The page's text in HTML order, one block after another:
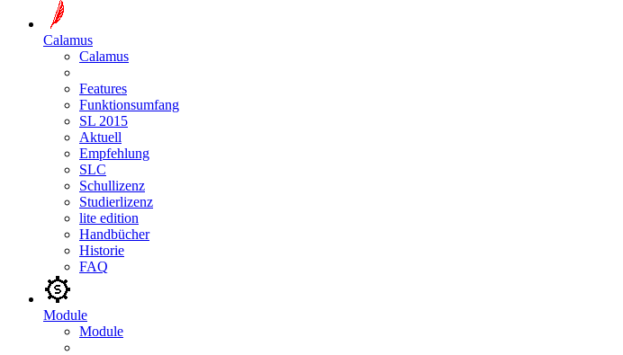
Calamus
Calamus
Features
Funktionsumfang
SL 2015
Aktuell
Empfehlung
SLC
Schullizenz
Studierlizenz
lite edition
Handbücher
Historie
FAQ
Module
Module